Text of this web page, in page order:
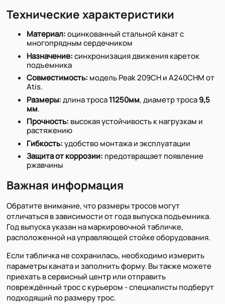
Технические характеристики
Материал:оцинкованный стальной канат с
многопрядным сердечником
Назначение:синхронизация движения кареток
подъемника
Совместимость: модель Peak 209CH и A240CHM от
Atis.
Размеры:длина троса11250мм, диаметр троса9,5
мм.
Прочность: высокая устойчивость к нагрузкам и
растяжению
Гибкость:удобство монтажа и эксплуатации
Защита от коррозии: предотвращает появление
ржавчины
Важная информация
Обратите внимание, что размеры тросов могут
отличаться в зависимости от года выпуска подъемника.
Год выпуска указан на маркировочной табличке,
расположенной на управляющей стойке оборудования.
Если табличка не сохранилась, необходимо измерить
параметры каната и заполнить форму. Вы также можете
приехать в сервисный центр или отправить
повреждённый трос с курьером - специалисты подберут
подходящий по размеру трос.